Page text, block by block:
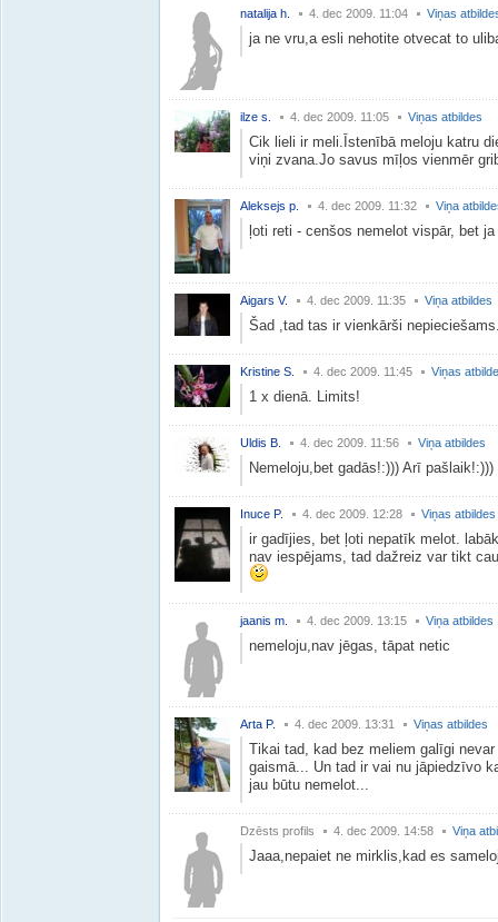
natalija h. 4. dec 2009. 11:04 Viņas
ja ne vru,a esli nehotite otvecat to
ilze s. 4. dec 2009. 11:05 Viņas atbildes
Cik lieli ir meli.Īstenībā meloju katru
viņi zvana.Jo savus mīļos vienmēr
Aleksejs p. 4. dec 2009. 11:32 Viņa
ļoti reti - cenšos nemelot vispār, bet
Aigars V. 4. dec 2009. 11:35 Viņa atbildes
Šad ,tad tas ir vienkārši
Kristine S. 4. dec 2009. 11:45 Viņas
1 x dienā. Limits!
Uldis B. 4. dec 2009. 11:56 Viņa atbildes
Nemeloju,bet gadās!:))) Arī pašlaik!:)))
Inuce P. 4. dec 2009. 12:28 Viņas atbildes
ir gadījies, bet ļoti nepatīk melot.
nav iespējams, tad dažreiz var tikt
jaanis m. 4. dec 2009. 13:15 Viņa atbildes
nemeloju,nav jēgas, tāpat netic
Arta P. 4. dec 2009. 13:31 Viņas atbildes
Tikai tad, kad bez meliem galīgi
gaismā... Un tad ir vai nu jāpiedzīvo
jau būtu nemelot...
Dzēsts profils 4. dec 2009. 14:58 Viņa
Jaaa,nepaiet ne mirklis,kad es